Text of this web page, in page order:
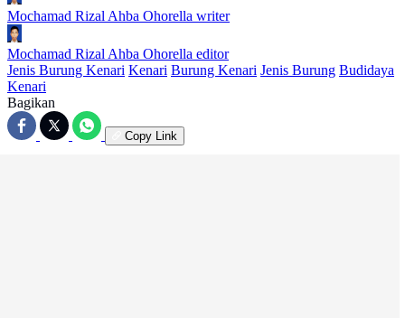
Mochamad Rizal Ahba Ohorella writer
Mochamad Rizal Ahba Ohorella editor
Jenis Burung Kenari Kenari Burung Kenari Jenis Burung Budidaya
Kenari
Bagikan
Copy Link